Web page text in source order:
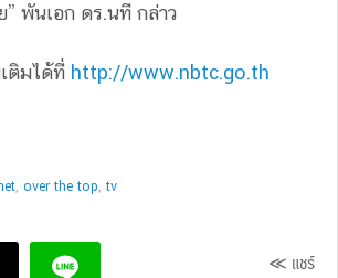
พันเอก ดร.นที กล่าว
ติมได้ที่ http://www.nbtc.go.th
over the top ,tv
≪ แชร์